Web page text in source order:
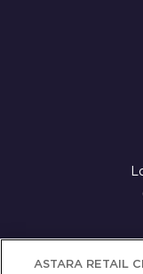
ASTARA RETAIL